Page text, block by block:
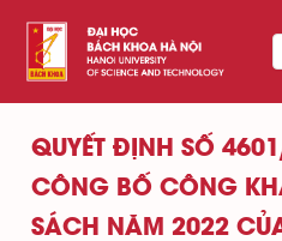
QUYẾT ĐỊNH SỐ
CÔNG BỐ CÔNG
SÁCH NĂM 2022